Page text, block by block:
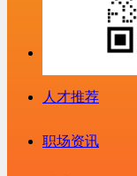
人才推荐
职场资讯